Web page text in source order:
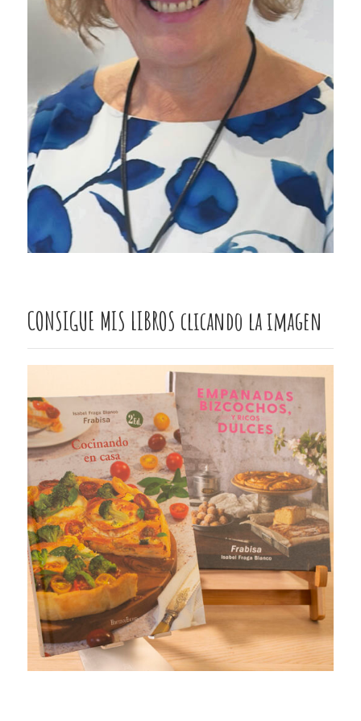
CONSIGUE MIS LIBROS clicando la imagen